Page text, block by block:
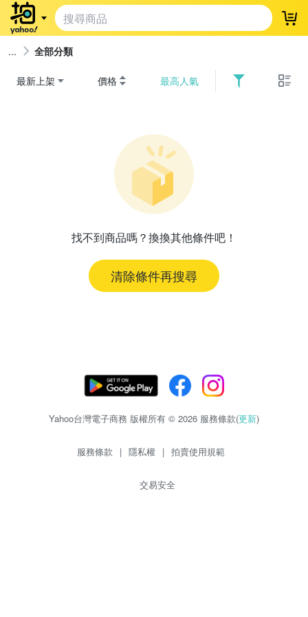
登
全部分類
最新上架 價格 最高人氣
找不到商品嗎？換換其他條件吧！
清除條件再搜尋
Yahoo台灣電子商務 版權所有 © 2026 服務條款(更新)
服務條款 | 隱私權 | 拍賣使用規範
交易安全